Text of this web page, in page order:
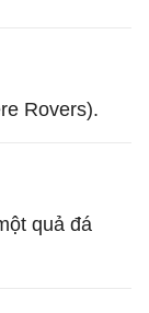
Rovers).
quả đá